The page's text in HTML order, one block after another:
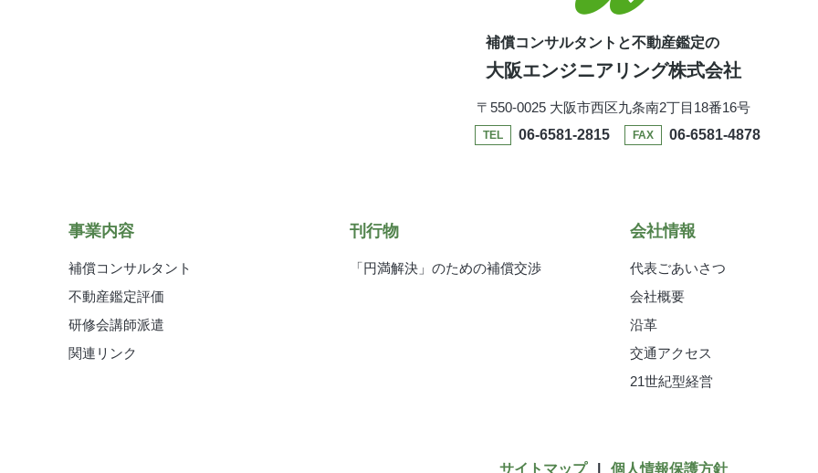
お客様が当社に対してご自身の個人情報の開示等（利用目的の通知、開示、内容の訂正・追加・削除、利用の停止ま
の開示）に関して、当社「個人情報に関するお問合わせ窓口」に申し出ることができます。その際、当社はご本人を
内に対応いたします。開示等の申し出の詳細につきましては、下記の「個人情報に関するお問い合わせ窓口」までお問
大阪エンジニアリング株式会社 個人情報に関するお問い合わせ窓口
お客様が当社に個人情報を提供されるかどうかは、お客様の任意によるものです。ただし、必要な項目をいただけな
補償コンサルタントと不動産鑑定の
大阪エンジニアリング株式会社
〒550-0025 大阪市西区九条南2丁目18番16号
TEL 06-6581-2815 FAX 06-6581-4878
事業内容
補償コンサルタント
不動産鑑定評価
研修会講師派遣
関連リンク
刊行物
「円満解決」のための補償交渉
会社情報
代表ごあいさつ
会社概要
沿革
交通アクセス
21世紀型経営
サイトマップ 個人情報保護方針